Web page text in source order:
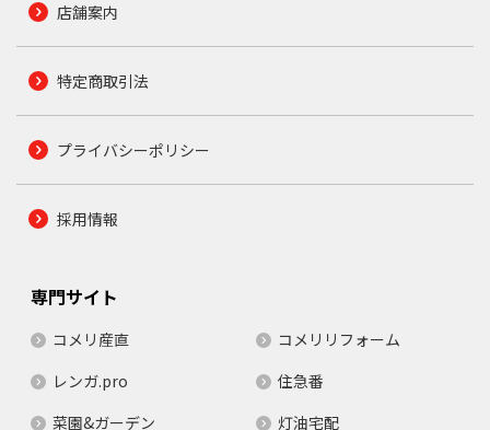
店舗案内
特定商取引法
プライバシーポリシー
採用情報
専門サイト
コメリ産直
コメリリフォーム
レンガ.pro
住急番
菜園&ガーデン
灯油宅配